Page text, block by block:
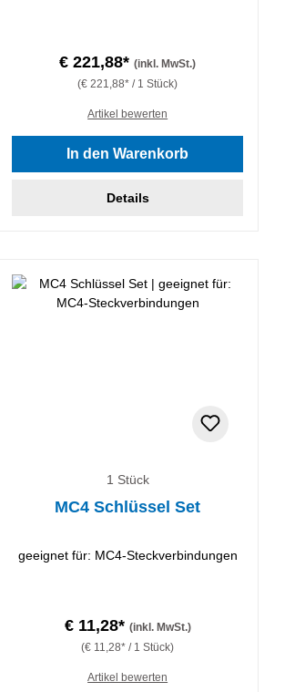
€ 221,88*(inkl. MwSt.)
(€ 221,88* / 1 Stück)
Artikel bewerten
In den Warenkorb
Details
1 Stück
MC4 Schlüssel Set
geeignet für: MC4-Steckverbindungen
€ 11,28* (inkl. MwSt.)
(€ 11,28* / 1 Stück)
Artikel bewerten